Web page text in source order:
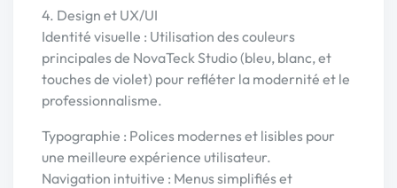
4. Design et UX/UI
Identité visuelle : Utilisation des couleurs
principales de NovaTeck Studio (bleu, blanc, et
touches de violet) pour refléter la modernité et le
professionnalisme.
Typographie : Polices modernes et lisibles pour
une meilleure expérience utilisateur.
Navigation intuitive : Menus simplifiés et